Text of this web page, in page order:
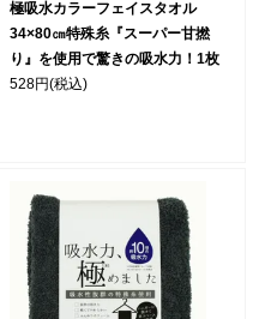
極吸水カラーフェイスタオル
34×80㎝特殊糸『スーパー甘撚
り』を使用で驚きの吸水力！1枚
528円(税込)